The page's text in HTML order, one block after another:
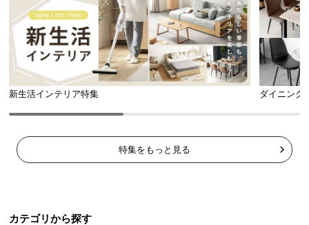
新生活インテリア特集 ダイニング
特集をもっと見る
カテゴリから探す